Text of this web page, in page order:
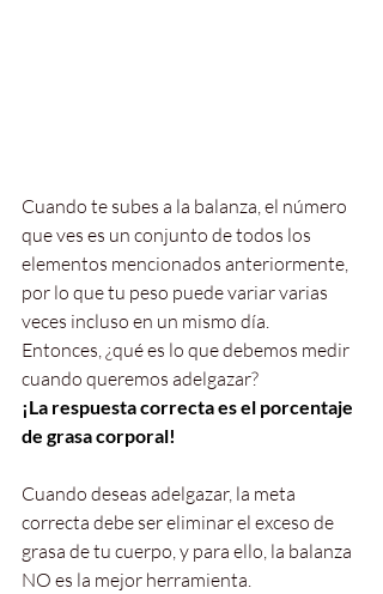
Cuando te subes a la balanza, el número
que ves es un conjunto de todos los
elementos mencionados anteriormente,
por lo que tu peso puede variar varias
veces incluso en un mismo día.
Entonces, ¿qué es lo que debemos medir
cuando queremos adelgazar?
¡La respuesta correcta es el porcentaje
de grasa corporal!
Cuando deseas adelgazar, la meta
correcta debe ser eliminar el exceso de
grasa de tu cuerpo, y para ello, la balanza
NO es la mejor herramienta.